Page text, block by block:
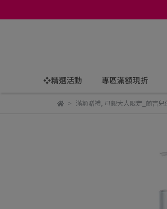
❖精選活動 專區滿額現折
滿額贈禮, 母親大人限定_蘭吉兒